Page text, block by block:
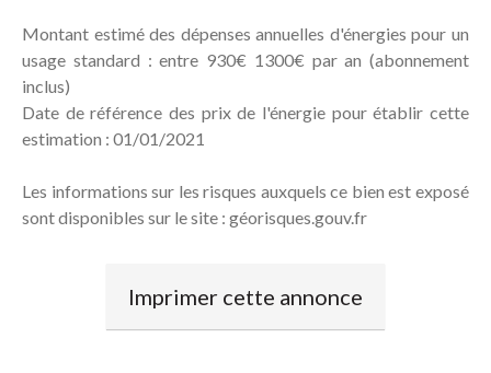
Montant estimé des dépenses annuelles d'énergies pour un
usage standard : entre 930€ 1300€ par an (abonnement
inclus)
Date de référence des prix de l'énergie pour établir cette
estimation : 01/01/2021
Les informations sur les risques auxquels ce bien est exposé
sont disponibles sur le site : géorisques.gouv.fr
Imprimer cette annonce